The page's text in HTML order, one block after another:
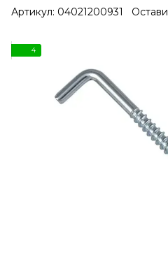
Артикул: 04021200931
4